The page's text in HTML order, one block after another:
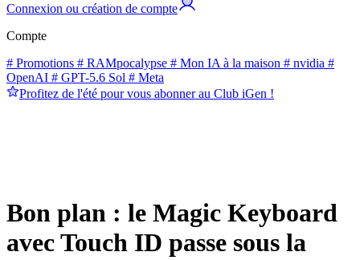
Connexion ou création de compte
Compte
# Promotions # RAMpocalypse # Mon IA à la maison # nvidia #
OpenAI # GPT-5.6 Sol # Meta
Profitez de l'été pour vous abonner au Club iGen !
Bon plan : le Magic Keyboard
avec Touch ID passe sous la